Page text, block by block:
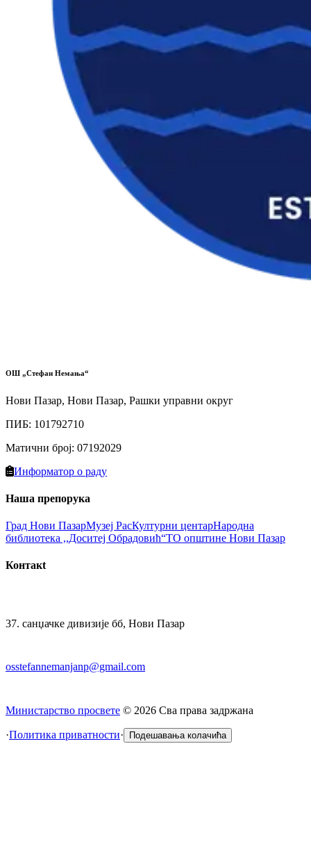
ОШ „Стефан Немања“
Нови Пазар, Нови Пазар, Рашки управни округ
ПИБ: 101792710
Матични број: 07192029
Информатор о раду
Наша препорука
Град Нови ПазaрМузеј РасКултурни цeнтарНародна
библиотекa ,,Доситеј Обрадовић“ТО општине Нови Пазар
Контакt
37. санџачке дивизије бб, Нови Пазар
osstefannemanjanp@gmail.com
Министарство просвете © 2026 Сва права задржана
·Политика приватности· Подешавања колачића